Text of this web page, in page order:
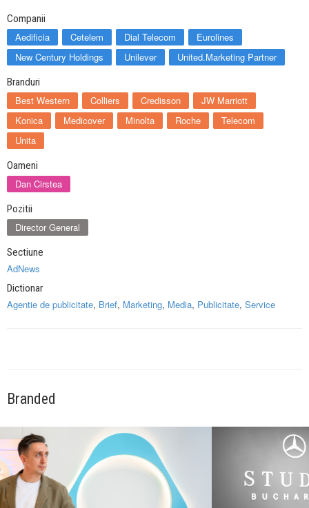
Companii
Aedificia Cetelem Dial Telecom
Eurolines
New Century Holdings
Unilever United.Marketing Partner
Branduri
Best Western Colliers Credisson
JW Marriott
Konica
Medicover Minolta Roche
Telecom
Unita
Oameni
Dan Cirstea
Pozitii
Director General
Sectiune
AdNews
Dictionar
Agentie de publicitate, Brief, Marketing, Media, Publicitate, Service
Branded